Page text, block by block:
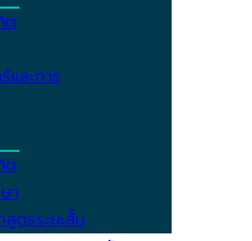
ต
ละการ
ต
า
ตรระยะสั้น